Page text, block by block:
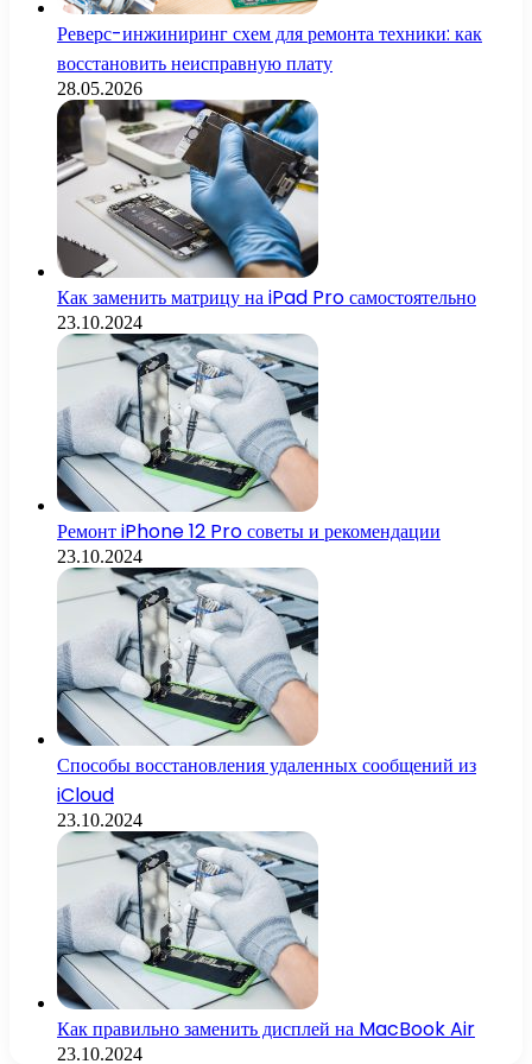
Реверс-инжиниринг схем для ремонта техники: как
восстановить неисправную плату
28.05.2026
Как заменить матрицу на iPad Pro самостоятельно
23.10.2024
Ремонт iPhone 12 Pro советы и рекомендации
23.10.2024
Способы восстановления удаленных сообщений из
iCloud
23.10.2024
Как правильно заменить дисплей на MacBook Air
23.10.2024